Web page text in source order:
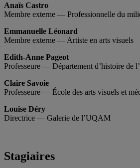
Anaïs Castro
Membre externe — Professionnelle du
Emmanuelle Léonard
Membre externe — Artiste en arts visuels
Edith-Anne Pageot
Professeure — Département d’histoire de
Claire Savoie
Professeure — École des arts visuels et
Louise Déry
Directrice — Galerie de l’UQAM
Stagiaires